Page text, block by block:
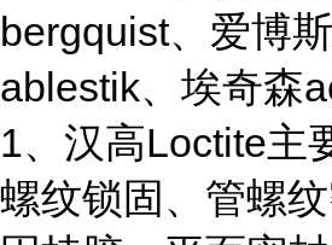
bergquist、爱博
ablestik、埃奇森
1、汉高Loctite主
螺纹锁固、管螺